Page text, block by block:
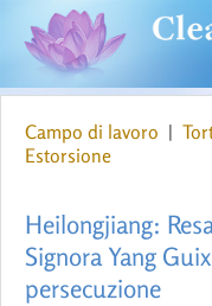
Campo di lavoro |
Estorsione
Heilongjiang:
Signora Yang
persecuzione